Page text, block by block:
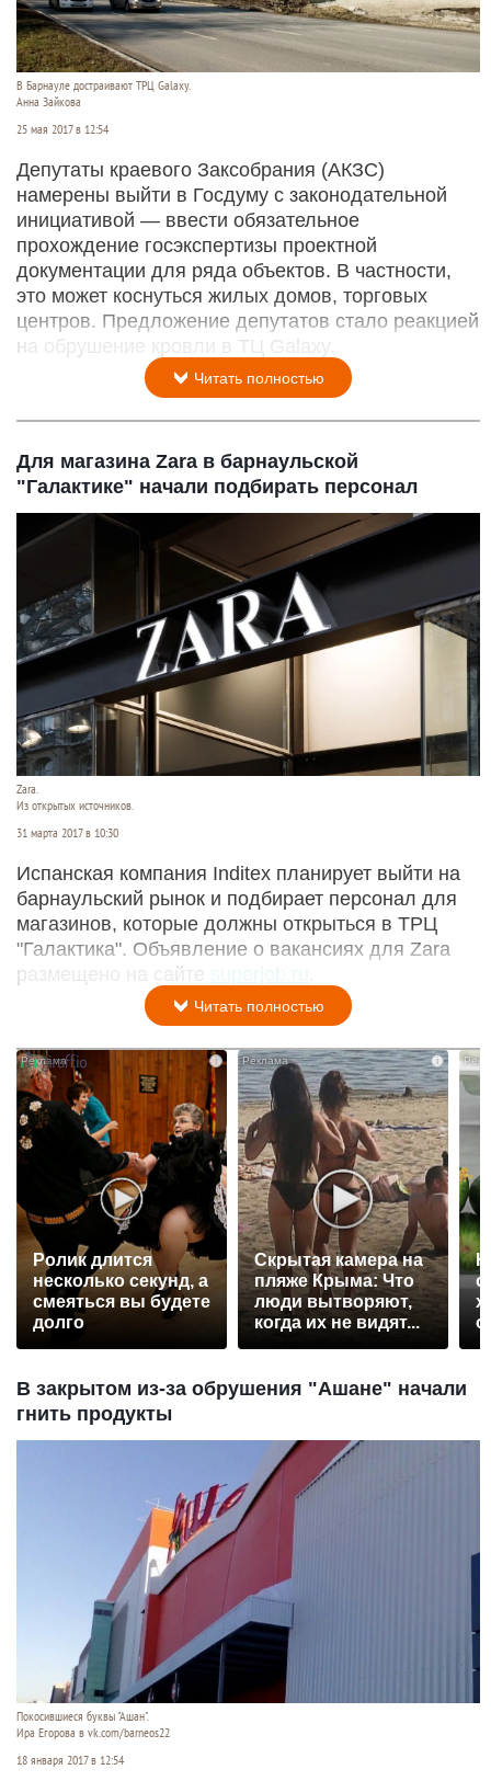
В Барнауле достраивают ТРЦ Galaxy.
Анна Зайкова
25 мая 2017 в 12:54
Депутаты краевого Заксобрания (АКЗС)
намерены выйти в Госдуму с законодательной
инициативой — ввести обязательное
прохождение госэкспертизы проектной
документации для ряда объектов. В частности,
это может коснуться жилых домов, торговых
центров. Предложение депутатов стало реакцией
на обрушение кровли в ТЦ Galaxy.
Читать полностью
Для магазина Zara в барнаульской
"Галактике" начали подбирать персонал
Zara.
Из открытых источников.
31 марта 2017 в 10:30
Испанская компания Inditex планирует выйти на
барнаульский рынок и подбирает персонал для
магазинов, которые должны открыться в ТРЦ
"Галактика". Объявление о вакансиях для Zara
размещено на сайте
Читать полностью
Ролик длится
несколько секунд, а
смеяться вы будете
долго
i
Скрытая камера на
пляже Крыма: Что
люди вытворяют,
когда их не видят...
В закрытом из-за обрушения "Ашане" начали
гнить продукты
Покосившиеся буквы "Ашан".
Ира Егорова в vk.com/barneos22
18 января 2017 в 12:54